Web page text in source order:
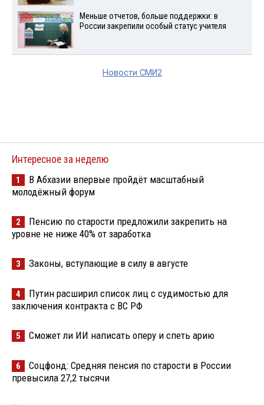
Меньше отчетов, больше поддержки: в
России закрепили особый статус учителя
Новости СМИ2
Интересное за неделю
1
В Абхазии впервые пройдёт масштабный
молодёжный форум
2
Пенсию по старости предложили закрепить на
уровне не ниже 40% от заработка
3 Законы, вступающие в силу в августе
4
Путин расширил список лиц с судимостью для
заключения контракта с ВС РФ
5 Сможет ли ИИ написать оперу и спеть арию
6
Соцфонд: Средняя пенсия по старости в России
превысила 27,2 тысячи